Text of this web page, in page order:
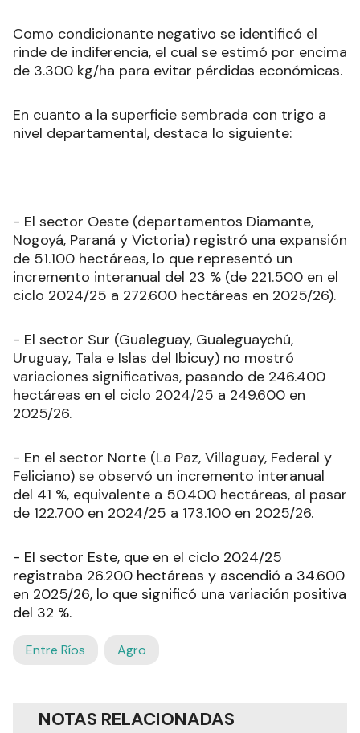
Como condicionante negativo se identificó el
rinde de indiferencia, el cual se estimó por encima
de 3.300 kg/ha para evitar pérdidas económicas.
En cuanto a la superficie sembrada con trigo a
nivel departamental, destaca lo siguiente:
- El sector Oeste (departamentos Diamante,
Nogoyá, Paraná y Victoria) registró una expansión
de 51.100 hectáreas, lo que representó un
incremento interanual del 23 % (de 221.500 en el
ciclo 2024/25 a 272.600 hectáreas en 2025/26).
- El sector Sur (Gualeguay, Gualeguaychú,
Uruguay, Tala e Islas del Ibicuy) no mostró
variaciones significativas, pasando de 246.400
hectáreas en el ciclo 2024/25 a 249.600 en
2025/26.
- En el sector Norte (La Paz, Villaguay, Federal y
Feliciano) se observó un incremento interanual
del 41 %, equivalente a 50.400 hectáreas, al pasar
de 122.700 en 2024/25 a 173.100 en 2025/26.
- El sector Este, que en el ciclo 2024/25
registraba 26.200 hectáreas y ascendió a 34.600
en 2025/26, lo que significó una variación positiva
del 32 %.
Entre Ríos Agro
NOTAS RELACIONADAS